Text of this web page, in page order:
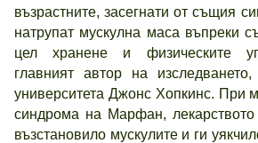
възрастните, засегнати от същия
натрупат мускулна маса въпреки
цел хранене и физическите
главният автор на
университета Джонс Хопкинс. При
синдрома на Марфан,
възстановило мускулите и ги